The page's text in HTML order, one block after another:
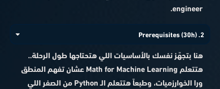
engineer.
2. Prerequisites (30h)
هنا بتجهّز نفسك بالأساسيات اللي هتحتاجها طول الرحلة..
هتتعلم Math for Machine Learning عشان تفهم المنطق
ورا الخوارزميات، وطبعاً هتتعلم الـ Python من الصفر اللي